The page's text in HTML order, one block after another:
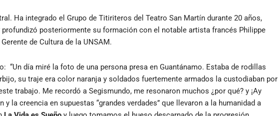
Ha integrado el Grupo de Titiriteros del Teatro San Martín durante 20 años,
posteriormente su formación con el notable artista francés Philippe
de Cultura de la UNSAM.
“Un día miré la foto de una persona presa en Guantánamo. Estaba de rodillas
su traje era color naranja y soldados fuertemente armados la custodiaban por
trabajo. Me recordó a Segismundo, me resonaron muchos ¿por qué? y ¡Ay
la creencia en supuestas “grandes verdades” que llevaron a la humanidad a